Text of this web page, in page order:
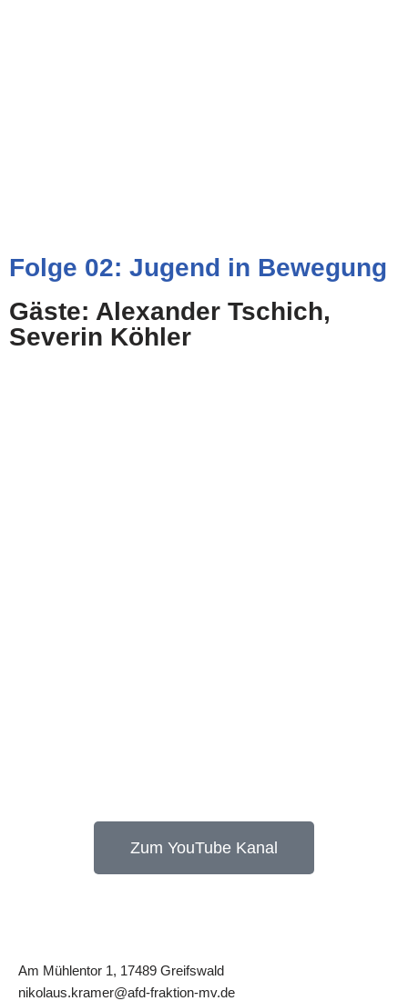
Folge 02: Jugend in Bewegung
Gäste: Alexander Tschich,
Severin Köhler
Zum YouTube Kanal
Am Mühlentor 1, 17489 Greifswald
nikolaus.kramer@afd-fraktion-mv.de